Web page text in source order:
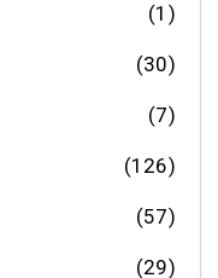
(1)
(30)
(7)
(126)
(57)
(29)